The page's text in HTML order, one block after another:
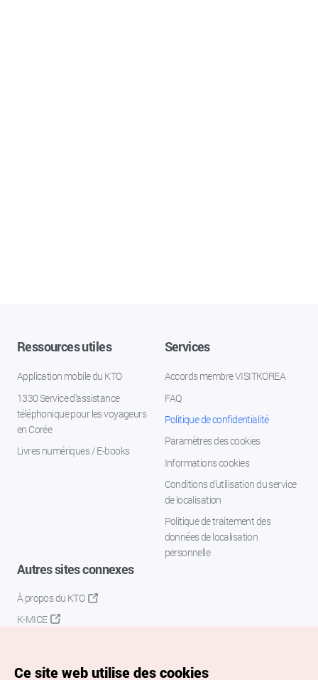
Ressources utiles
Application mobile du KTO
1330 Service d'assistance
téléphonique pour les voyageurs
en Corée
Livres numériques / E-books
Services
Accords membre VISITKOREA
FAQ
Politique de confidentialité
Paramètres des cookies
Informations cookies
Conditions d’utilisation du service
de localisation
Politique de traitement des
données de localisation
personnelle
Autres sites connexes
À propos du KTO
K-MICE
Ce site web utilise des cookies